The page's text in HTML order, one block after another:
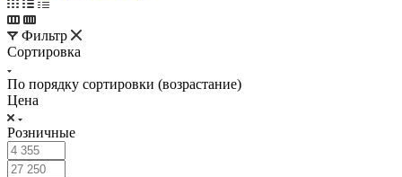
Фильтр
Сортировка
По порядку сортировки (возрастание)
Цена
Розничные